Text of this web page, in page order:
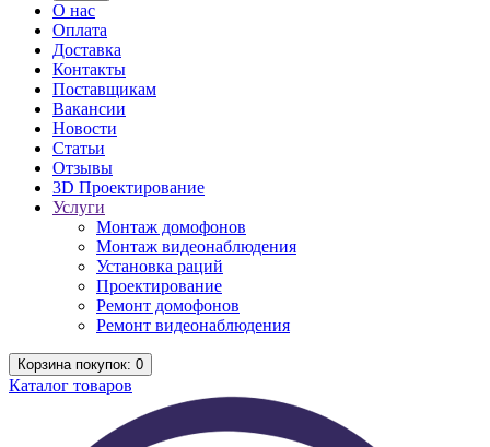
О нас
Оплата
Доставка
Контакты
Поставщикам
Вакансии
Новости
Статьи
Отзывы
3D Проектирование
Услуги
Монтаж домофонов
Монтаж видеонаблюдения
Установка раций
Проектирование
Ремонт домофонов
Ремонт видеонаблюдения
Корзинапокупок: 0
Каталог товаров